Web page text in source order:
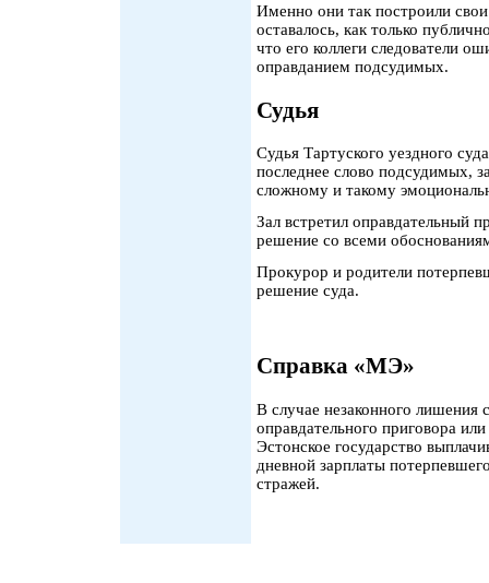
Именно они так построили
оставалось, как только
что его коллеги следователи
оправданием подсудимых.
Судья
Судья Тартуского уездного
последнее слово подсудимых,
сложному и такому
Зал встретил оправдательный
решение со всеми
Прокурор и родители
решение суда.
Справка «МЭ»
В случае незаконного лишения
оправдательного приговора
Эстонское государство
дневной зарплаты
стражей.